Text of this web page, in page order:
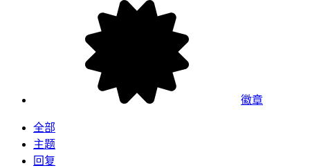
徽章
全部
主题
回复